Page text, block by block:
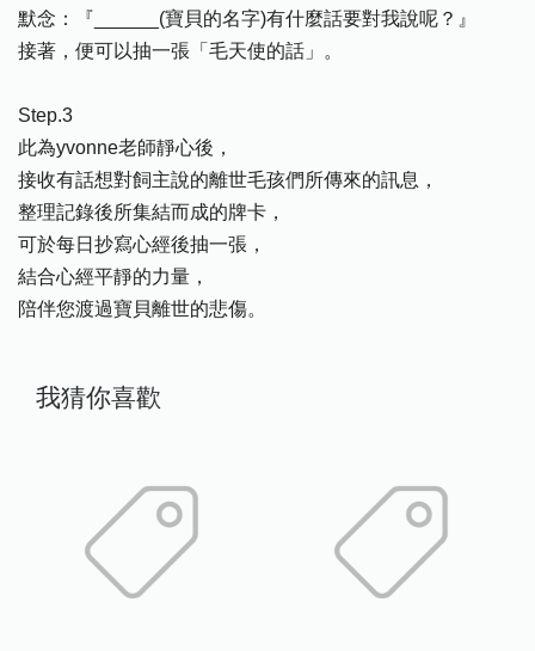
默念：『______(寶貝的名字)有什麼話要對我說呢？』
接著，便可以抽一張「毛天使的話」。
Step.3
此為yvonne老師靜心後，
接收有話想對飼主說的離世毛孩們所傳來的訊息，
整理記錄後所集結而成的牌卡，
可於每日抄寫心經後抽一張，
結合心經平靜的力量，
陪伴您渡過寶貝離世的悲傷。
我猜你喜歡